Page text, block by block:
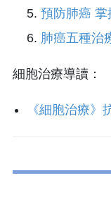
預防肺癌 掌
肺癌五種治
細胞治療導讀：
《細胞治療